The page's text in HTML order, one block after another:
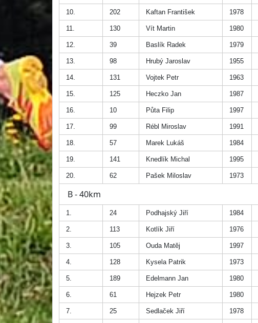
10. 202 Kaftan František 1978
11. 130 Vít Martin 1980
12. 39 Baslík Radek 1979
13. 98 Hrubý Jaroslav 1955
14. 131 Vojtek Petr 1963
15. 125 Heczko Jan 1987
16. 10 Půta Filip 1997
17. 99 Rébl Miroslav 1991
18. 57 Marek Lukáš 1984
19. 141 Knedlík Michal 1995
20. 62 Pašek Miloslav 1973
B - 40km
1. 24 Podhajský Jiří 1984
2. 113 Kotlík Jiří 1976
3. 105 Ouda Matěj 1997
4. 128 Kysela Patrik 1973
5. 189 Edelmann Jan 1980
6. 61 Hejzek Petr 1980
7. 25 Sedlaček Jiří 1978